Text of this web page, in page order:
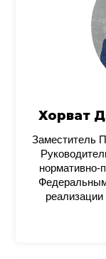
Хорват
Заместитель
нормативно-